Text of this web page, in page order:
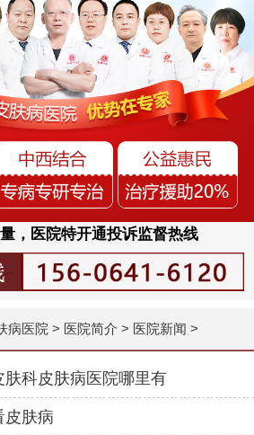
，医院特开通投诉监督热线
病医院 > 医院简介 > 医院新闻 >
肤科皮肤病医院哪里有
皮肤病